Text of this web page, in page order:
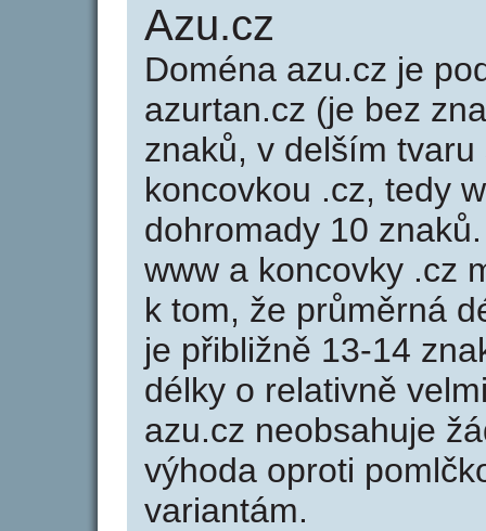
Azu.cz
Doména azu.cz je
azurtan.cz (je bez
znaků, v delším
koncovkou .cz, tedy
dohromady 10
www a koncovky .cz
k tom, že průměrná
je přibližně 13-14
délky o relativně
azu.cz neobsahuje
výhoda oproti
variantám.